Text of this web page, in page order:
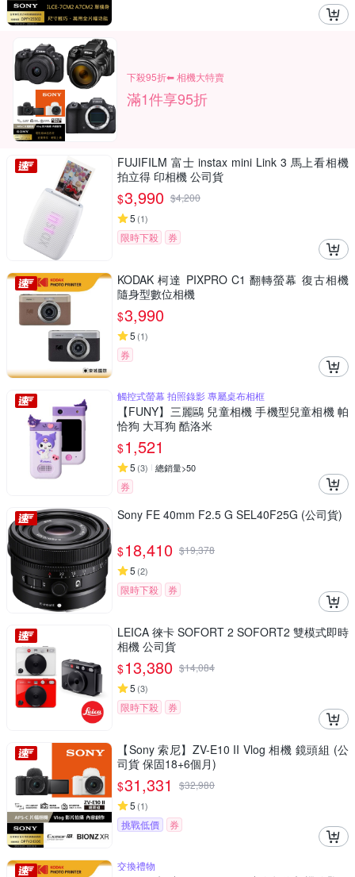
下殺95折⬅︎ 相機大特賣
滿1件享95折
FUJIFILM 富士 instax mini Link 3 馬上看相機
拍立得 印相機 公司貨
$3,990 $4,200
5 (1)
限時下殺 券
KODAK 柯達 PIXPRO C1 翻轉螢幕 復古相機
隨身型數位相機
$3,990
5 (1)
券
觸控式螢幕 拍照錄影 專屬桌布相框
【FUNY】三麗鷗 兒童相機 手機型兒童相機 帕
恰狗 大耳狗 酷洛米
$1,521
5 (3) 總銷量>50
券
Sony FE 40mm F2.5 G SEL40F25G (公司貨)
$18,410 $19,378
5 (2)
限時下殺 券
LEICA 徠卡 SOFORT 2 SOFORT2 雙模式即時
相機 公司貨
$13,380 $14,084
5 (3)
限時下殺 券
【Sony 索尼】ZV-E10 II Vlog 相機 鏡頭組 (公
司貨 保固18+6個月)
$31,331 $32,980
5 (1)
挑戰低價 券
交換禮物